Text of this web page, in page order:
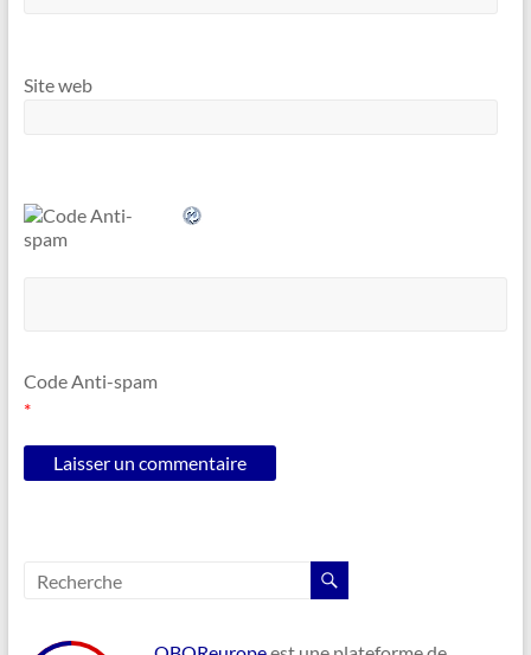
Site web
Code Anti-spam
*